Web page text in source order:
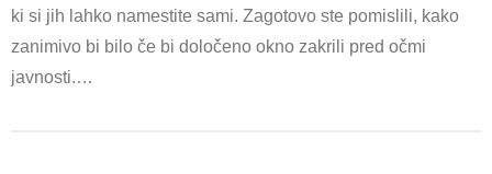
ki si jih lahko namestite sami. Zagotovo ste pomislili, kako
zanimivo bi bilo če bi določeno okno zakrili pred očmi
javnosti.…